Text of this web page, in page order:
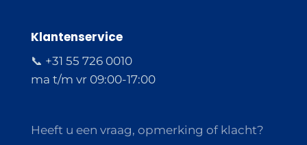
Klantenservice
📞 +31 55 726 0010
ma t/m vr 09:00-17:00
Heeft u een vraag, opmerking of klacht?